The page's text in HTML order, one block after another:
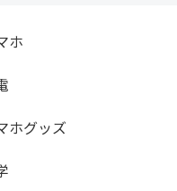
ホ
ホグッズ